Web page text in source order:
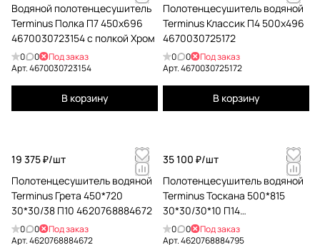
Водяной полотенцесушитель
Terminus Полка П7 450x696
4670030723154 с полкой Хром
0 0
Под заказ
Арт.4670030723154
В корзину
Полотенцесушитель водяной
Terminus Классик П4 500x496
4670030725172
0 0
Под заказ
Арт.4670030725172
В корзину
19 375 ₽/шт
Полотенцесушитель водяной
Terminus Грета 450*720
30*30/38 П10 4620768884672
0 0
Под заказ
Арт.4620768884672
35 100 ₽/шт
Полотенцесушитель водяной
Terminus Тоскана 500*815
30*30/30*10 П14
4620768884795
0 0
Под заказ
Арт.4620768884795